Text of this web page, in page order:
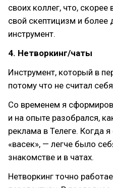
своих коллег, что,
свой скептицизм и более
инструмент.
4. Нетворкинг/чаты
Инструмент, который в
потому что не считал
Со временем я
и на опыте разобрался,
реклама в Телеге. Когда
«васек», — легче было
знакомстве и в чатах.
Нетворкинг точно